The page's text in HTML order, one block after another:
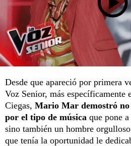
Desde que apareció por primera
Voz Senior, más específicamente
Ciegas, Mario Mar demostró no
por el tipo de música que pone
sino también un hombre
que tenía la oportunidad le